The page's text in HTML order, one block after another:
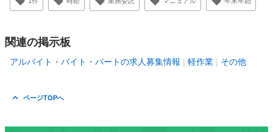
関連の掲示板
アルバイト・バイト・パートの求人募集情報 軽作業 その他
ページTOPへ